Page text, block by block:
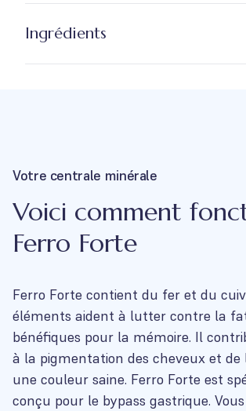
Ingrédients
Votre centrale minérale
Voici comment
Ferro Forte
Ferro Forte contient du fer et du
éléments aident à lutter contre la
bénéfiques pour la mémoire. Il
à la pigmentation des cheveux et de
une couleur saine. Ferro Forte est
conçu pour le bypass gastrique.